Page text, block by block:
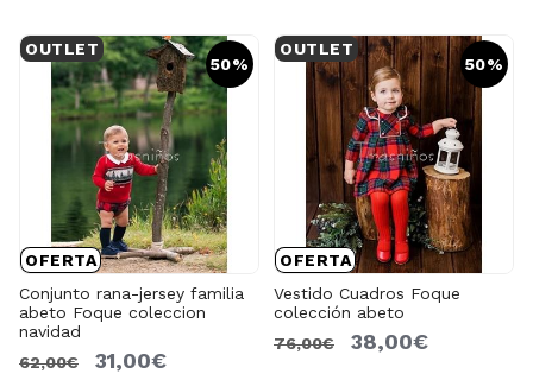
50%
OFERTA
OUTLET
Conjunto rana-jersey familia
abeto Foque coleccion
navidad
62,00€
31,00€
50%
OFERTA
OUTLET
Vestido Cuadros Foque
colección abeto
76,00€
38,00€